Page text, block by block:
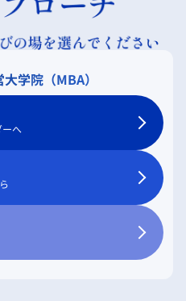
学院（MBA）
ーへ